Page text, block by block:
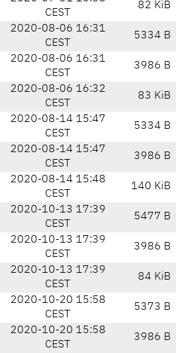
CEST
82 KiB
2020-08-06 16:31
CEST
5334 B
2020-08-06 16:31
CEST
3986 B
2020-08-06 16:32
CEST
83 KiB
2020-08-14 15:47
CEST
5334 B
2020-08-14 15:47
CEST
3986 B
2020-08-14 15:48
CEST
140 KiB
2020-10-13 17:39
CEST
5477 B
2020-10-13 17:39
CEST
3986 B
2020-10-13 17:39
CEST
84 KiB
2020-10-20 15:58
CEST
5373 B
2020-10-20 15:58
CEST
3986 B